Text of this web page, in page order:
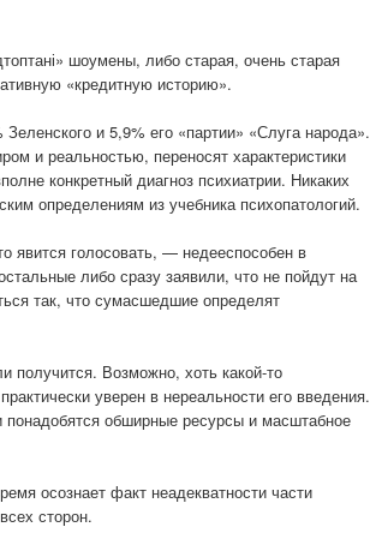
шоумены, либо старая, очень старая
«кредитную историю».
и 5,9% его «партии» «Слуга народа».
и реальностью, переносят характеристики
конкретный диагноз психиатрии. Никаких
определениям из учебника психопатологий.
явится голосовать, — недееспособен в
либо сразу заявили, что не пойдут на
так, что сумасшедшие определят
получится. Возможно, хоть какой-то
уверен в нереальности его введения.
понадобятся обширные ресурсы и масштабное
осознает факт неадекватности части
сторон.